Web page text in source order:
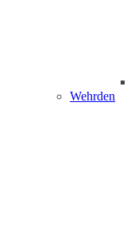
Wehrden